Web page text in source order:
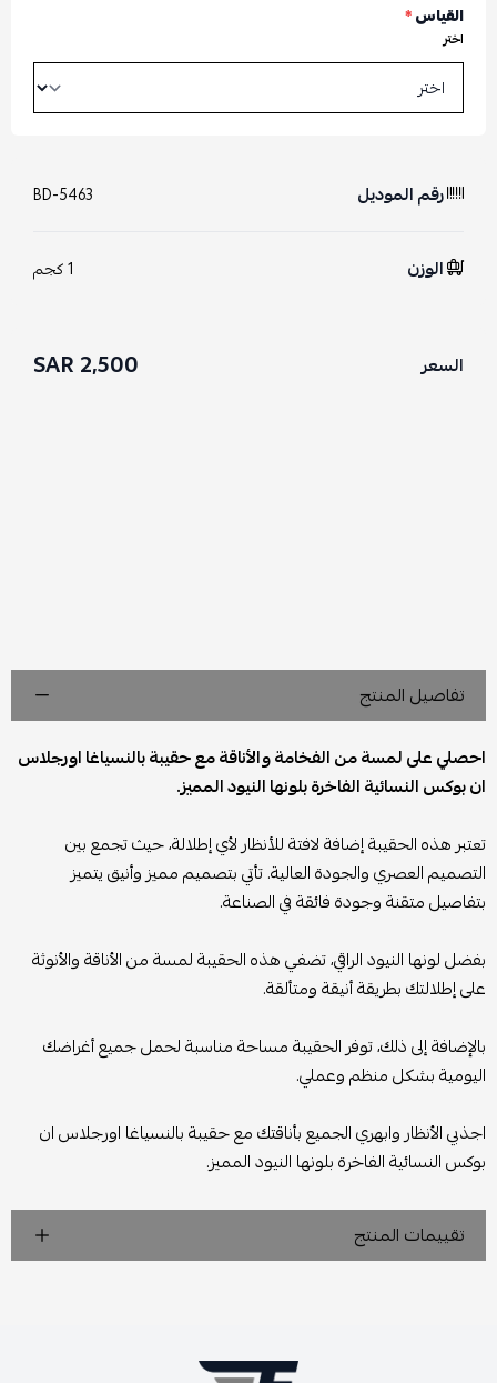
القياس*
اختر
رقم الموديل BD-5463
الوزن 1 كجم
السعر 2,500 SAR
تفاصيل المنتج
احصلي على لمسة من الفخامة والأناقة مع حقيبة بالنسياغا اورجلاس
ان بوكس النسائية الفاخرة بلونها النيود المميز.
تعتبر هذه الحقيبة إضافة لافتة للأنظار لأي إطلالة، حيث تجمع بين
التصميم العصري والجودة العالية. تأتي بتصميم مميز وأنيق يتميز
بتفاصيل متقنة وجودة فائقة في الصناعة.
بفضل لونها النيود الراقي، تضفي هذه الحقيبة لمسة من الأناقة والأنوثة
على إطلالتك بطريقة أنيقة ومتألقة.
بالإضافة إلى ذلك، توفر الحقيبة مساحة مناسبة لحمل جميع أغراضك
اليومية بشكل منظم وعملي.
اجذبي الأنظار وابهري الجميع بأناقتك مع حقيبة بالنسياغا اورجلاس ان
بوكس النسائية الفاخرة بلونها النيود المميز.
تقييمات المنتج